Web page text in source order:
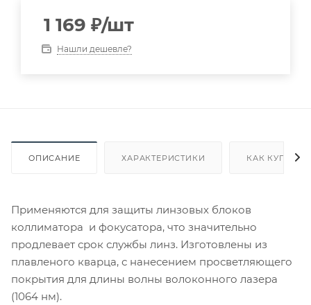
1 169 ₽/шт
Нашли дешевле?
ОПИСАНИЕ ХАРАКТЕРИСТИКИ КАК КУПИТЬ
Применяются для защиты линзовых блоков
коллиматора и фокусатора, что значительно
продлевает срок службы линз. Изготовлены из
плавленого кварца, с нанесением просветляющего
покрытия для длины волны волоконного лазера
(1064 нм).